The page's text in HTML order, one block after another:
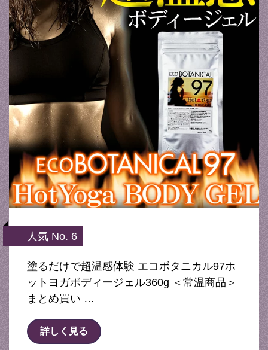
人気 No. 6
塗るだけで超温感体験 エコボタニカル97ホ
ットヨガボディージェル360g ＜常温商品＞
まとめ買い …
詳しく見る